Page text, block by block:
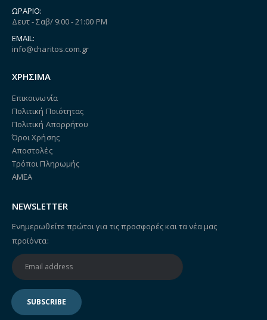
ΩΡΆΡΙΟ:
Δευτ - Σαβ/ 9:00 - 21:00 PM
EMAIL:
info@charitos.com.gr
ΧΡΗΣΙΜΑ
Επικοινωνία
Πολιτική Ποιότητας
Πολιτική Απορρήτου
Όροι Χρήσης
Αποστολές
Τρόποι Πληρωμής
ΑΜΕΑ
NEWSLETTER
Ενημερωθείτε πρώτοι για τις προσφορές και τα νέα μας
προϊόντα: